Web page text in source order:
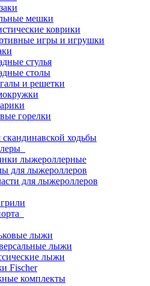
мешки
коврики
игры и игрушки
стулья
столы
и решетки
горелки
ходьбы
лыжероллерные
для лыжероллеров
для лыжероллеров
лыжи
лыжи
лыжи
Fischer
комплекты